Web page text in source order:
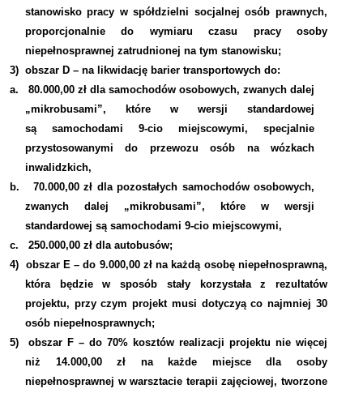
stanowisko pracy w spółdzielni socjalnej osób prawnych,
proporcjonalnie do wymiaru czasu pracy osoby
niepełnosprawnej zatrudnionej na tym stanowisku;
3) obszar D – na likwidację barier transportowych do:
a.
80.000,00 zł dla samochodów osobowych, zwanych dalej
„mikrobusami”, które w wersji standardowej
są samochodami 9-cio miejscowymi, specjalnie
przystosowanymi do przewozu osób na wózkach
inwalidzkich,
b.
70.000,00 zł dla pozostałych samochodów osobowych,
zwanych dalej „mikrobusami”, które w wersji
standardowej są samochodami 9-cio miejscowymi,
c.
250.000,00 zł dla autobusów;
4) obszar E – do 9.000,00 zł na każdą osobę niepełnosprawną,
która będzie w sposób stały korzystała z rezultatów
projektu, przy czym projekt musi dotyczyą co najmniej 30
osób niepełnosprawnych;
5)
obszar F – do 70% kosztów realizacji projektu nie więcej
niż 14.000,00 zł na każde miejsce dla osoby
niepełnosprawnej w warsztacie terapii zajęciowej, tworzone